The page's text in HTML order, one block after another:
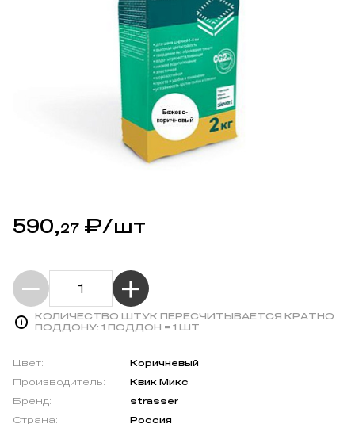
590,27 ₽/шт
КОЛИЧЕСТВО ШТУК ПЕРЕСЧИТЫВАЕТСЯ КРАТНО
ПОДДОНУ: 1 ПОДДОН = 1 ШТ
Цвет:
Коричневый
Производитель:
Квик Микс
Бренд:
strasser
Страна:
Россия